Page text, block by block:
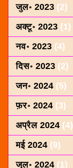
जुल॰ 2023 (2)
अक्टू॰ 2023 (1)
नव॰ 2023 (4)
दिस॰ 2023 (2)
जन॰ 2024 (5)
फ़र॰ 2024 (3)
अप्रैल 2024 (4)
मई 2024 (9)
जुल॰ 2024 (1)